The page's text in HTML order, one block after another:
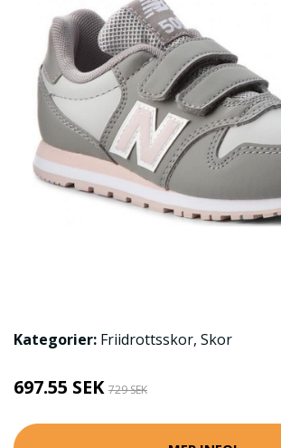
Kategorier: Friidrottsskor, Skor
697.55 SEK 729 SEK